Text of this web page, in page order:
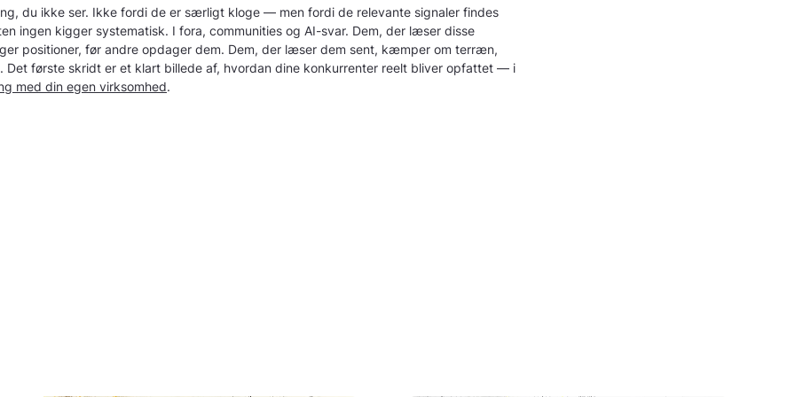
du ikke ser. Ikke fordi de er særligt kloge — men fordi de relevante signaler findes
ingen kigger systematisk. I fora, communities og AI-svar. Dem, der læser disse
positioner, før andre opdager dem. Dem, der læser dem sent, kæmper om terræn,
Det første skridt er et klart billede af, hvordan dine konkurrenter reelt bliver opfattet — i
med din egen virksomhed.